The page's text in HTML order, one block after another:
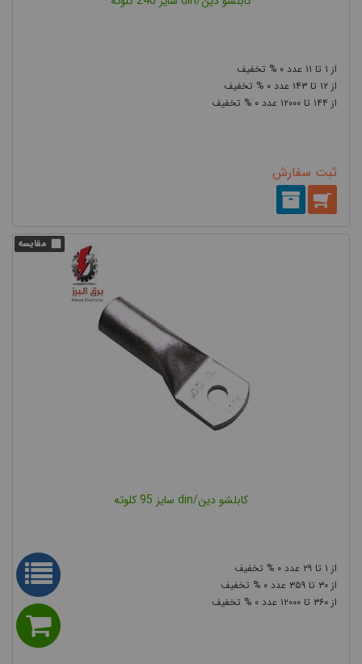
۱ ۱۱
۰
۱۲
۱۴۳
۰
۱۴۴
۱۲۰۰۰ ۰
ثبت سفارش
کابلشو دین/din سایز 95 کلوته
۱ ۲۹
۰
۳۰
۳۵۹
۰
۳۶۰
۱۲۰۰۰ ۰